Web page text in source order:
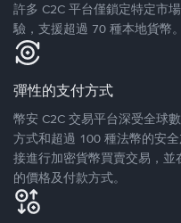
許多 C2C 平台僅鎖定特定市
驗，支援超過 70 種本地貨幣。
彈性的支付方式
幣安 C2C 交易平台深受全球
方式和超過 100 種法幣的安
接進行加密貨幣買賣交易，
的價格及付款方式。